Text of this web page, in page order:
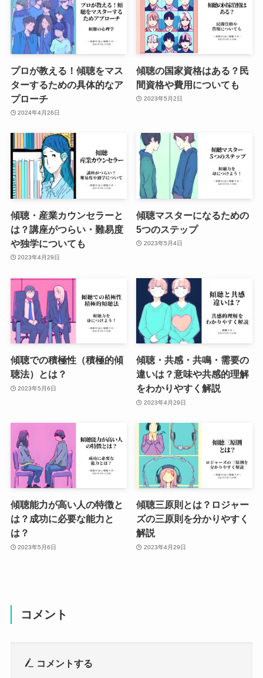
プロが教える！傾聴をマス
ターするための具体的なア
プローチ
2024年4月26日
傾聴の国家資格はある？民
間資格や費用についても
2023年5月2日
傾聴・産業カウンセラーと
は？講座がつらい・難易度
や独学についても
2023年4月29日
傾聴マスターになるための
5つのステップ
2023年5月4日
傾聴での積極性（積極的傾
聴法）とは？
2023年5月6日
傾聴・共感・共鳴・需要の
違いは？意味や共感的理解
をわかりやすく解説
2023年4月29日
傾聴能力が高い人の特徴と
は？成功に必要な能力と
は？
2023年5月6日
傾聴三原則とは？ロジャー
ズの三原則を分かりやすく
解説
2023年4月29日
コメント
コメントする